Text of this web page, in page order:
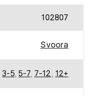
102807
Svoora
3-5,5-7, 7-12, 12+